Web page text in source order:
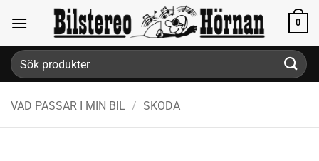
content
0
Sök
efter:
VAD PASSAR I MIN BIL / SKODA